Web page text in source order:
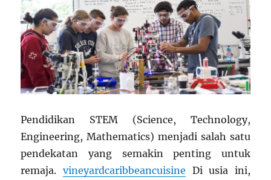
Pendidikan STEM (Science, Technology,
Engineering, Mathematics) menjadi salah satu
pendekatan yang semakin penting untuk
remaja. vineyardcaribbeancuisine Di usia ini,